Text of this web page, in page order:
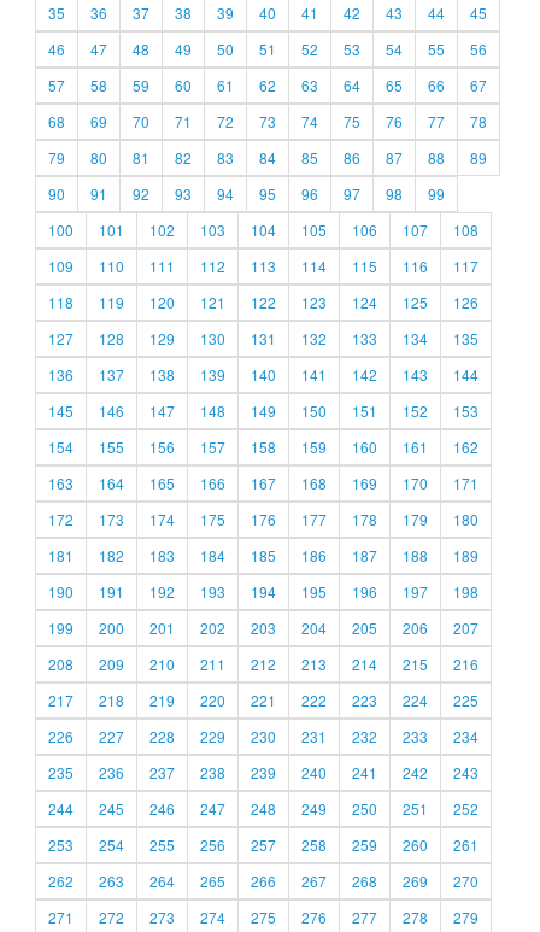
35
36 37 38 39 40 41 42 43 44
45
46
47 48 49 50 51 52 53 54 55
56
57
58 59 60 61 62 63 64 65 66
67
68
69 70 71 72 73 74 75 76 77
78
79
80 81 82 83 84 85 86 87 88
89
90
91 92 93 94 95 96 97 98
99
100
101 102 103 104 105 106 107
108
109
110 111 112 113 114 115 116
117
118
119 120 121 122 123 124 125
126
127
128 129 130 131 132 133 134
135
136
137 138 139 140 141 142 143
144
145
146 147 148 149 150 151 152
153
154
155 156 157 158 159 160 161
162
163
164 165 166 167 168 169 170
171
172
173 174 175 176 177 178 179
180
181
182 183 184 185 186 187 188
189
190
191 192 193 194 195 196 197
198
199
200 201 202 203 204 205 206
207
208
209 210 211 212 213 214 215
216
217
218 219 220 221 222 223 224
225
226
227 228 229 230 231 232 233
234
235
236 237 238 239 240 241 242
243
244
245 246 247 248 249 250 251
252
253
254 255 256 257 258 259 260
261
262
263 264 265 266 267 268 269
270
271
272 273 274 275 276 277 278 279